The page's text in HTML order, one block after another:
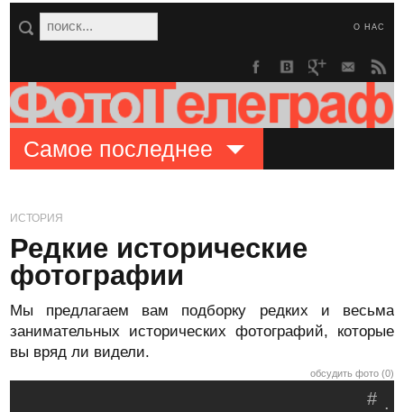
О НАС
Самое последнее
ИСТОРИЯ
Редкие исторические
фотографии
Мы предлагаем вам подборку редких и весьма
занимательных исторических фотографий, которые
вы вряд ли видели.
обсудить фото (0)
.
#